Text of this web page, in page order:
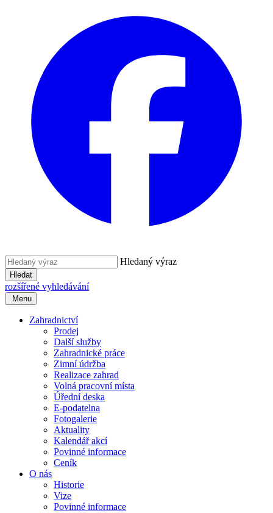
Hledaný výraz
Hledat
rozšířené vyhledávání
Menu
Zahradnictví
Prodej
Další služby
Zahradnické práce
Zimní údržba
Realizace zahrad
Volná pracovní místa
Úřední deska
E-podatelna
Fotogalerie
Aktuality
Kalendář akcí
Povinné informace
Ceník
O nás
Historie
Vize
Povinné informace